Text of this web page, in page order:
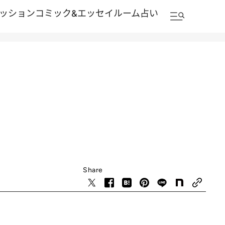
ションコミック&エッセイルーム占い
Share